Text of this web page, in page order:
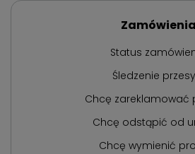
Zamówienia
Status
Śledzenie
Chcę zareklamować
Chcę odstąpić od
Chcę wymienić